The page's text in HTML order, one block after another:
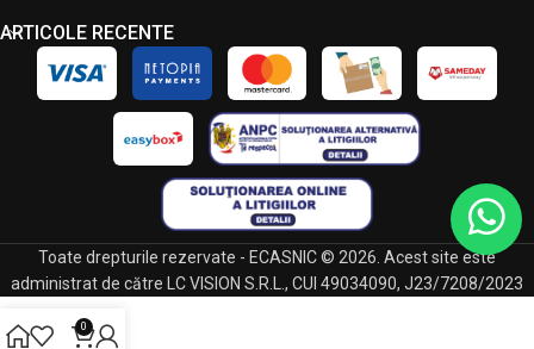
ARTICOLE RECENTE
Toate drepturile rezervate - ECASNIC © 2026. Acest site este
administrat de către LC VISION S.R.L., CUI 49034090, J23/7208/2023
0